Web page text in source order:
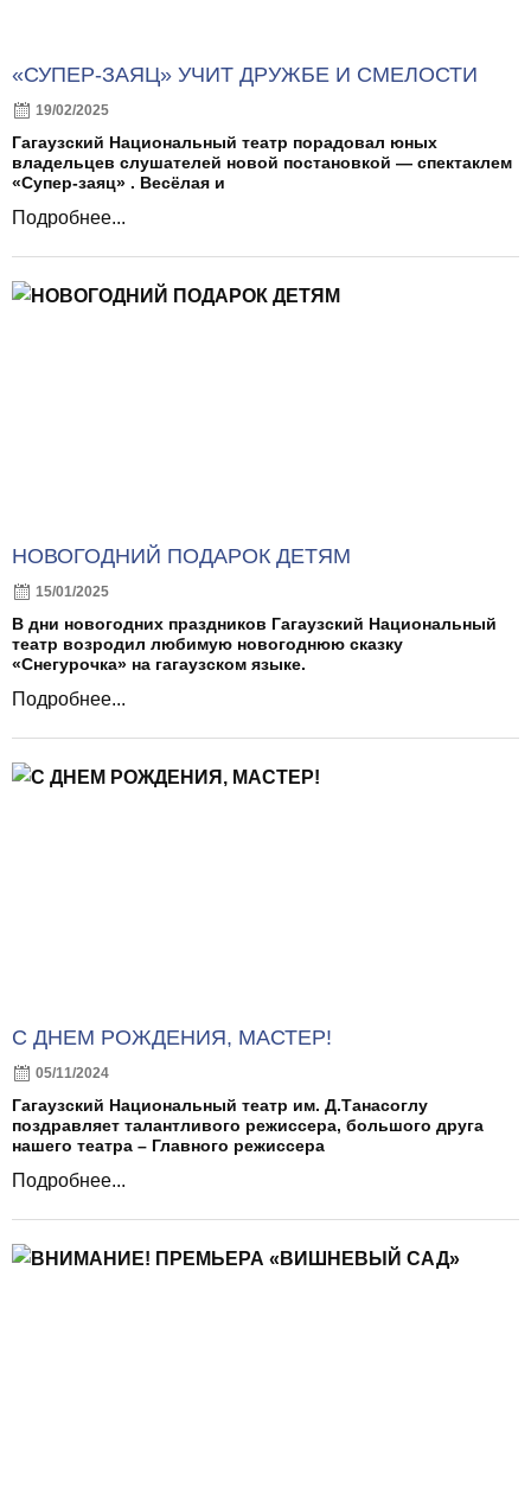
«СУПЕР-ЗАЯЦ» УЧИТ ДРУЖБЕ И СМЕЛОСТИ
19/02/2025
Гагаузский Национальный театр порадовал юных
владельцев слушателей новой постановкой — спектаклем
«Супер-заяц» . Весёлая и
Подробнее...
НОВОГОДНИЙ ПОДАРОК ДЕТЯМ
15/01/2025
В дни новогодних праздников Гагаузский Национальный
театр возродил любимую новогоднюю сказку
«Снегурочка» на гагаузском языке.
Подробнее...
С ДНЕМ РОЖДЕНИЯ, МАСТЕР!
05/11/2024
Гагаузский Национальный театр им. Д.Танасоглу
поздравляет талантливого режиссера, большого друга
нашего театра – Главного режиссера
Подробнее...